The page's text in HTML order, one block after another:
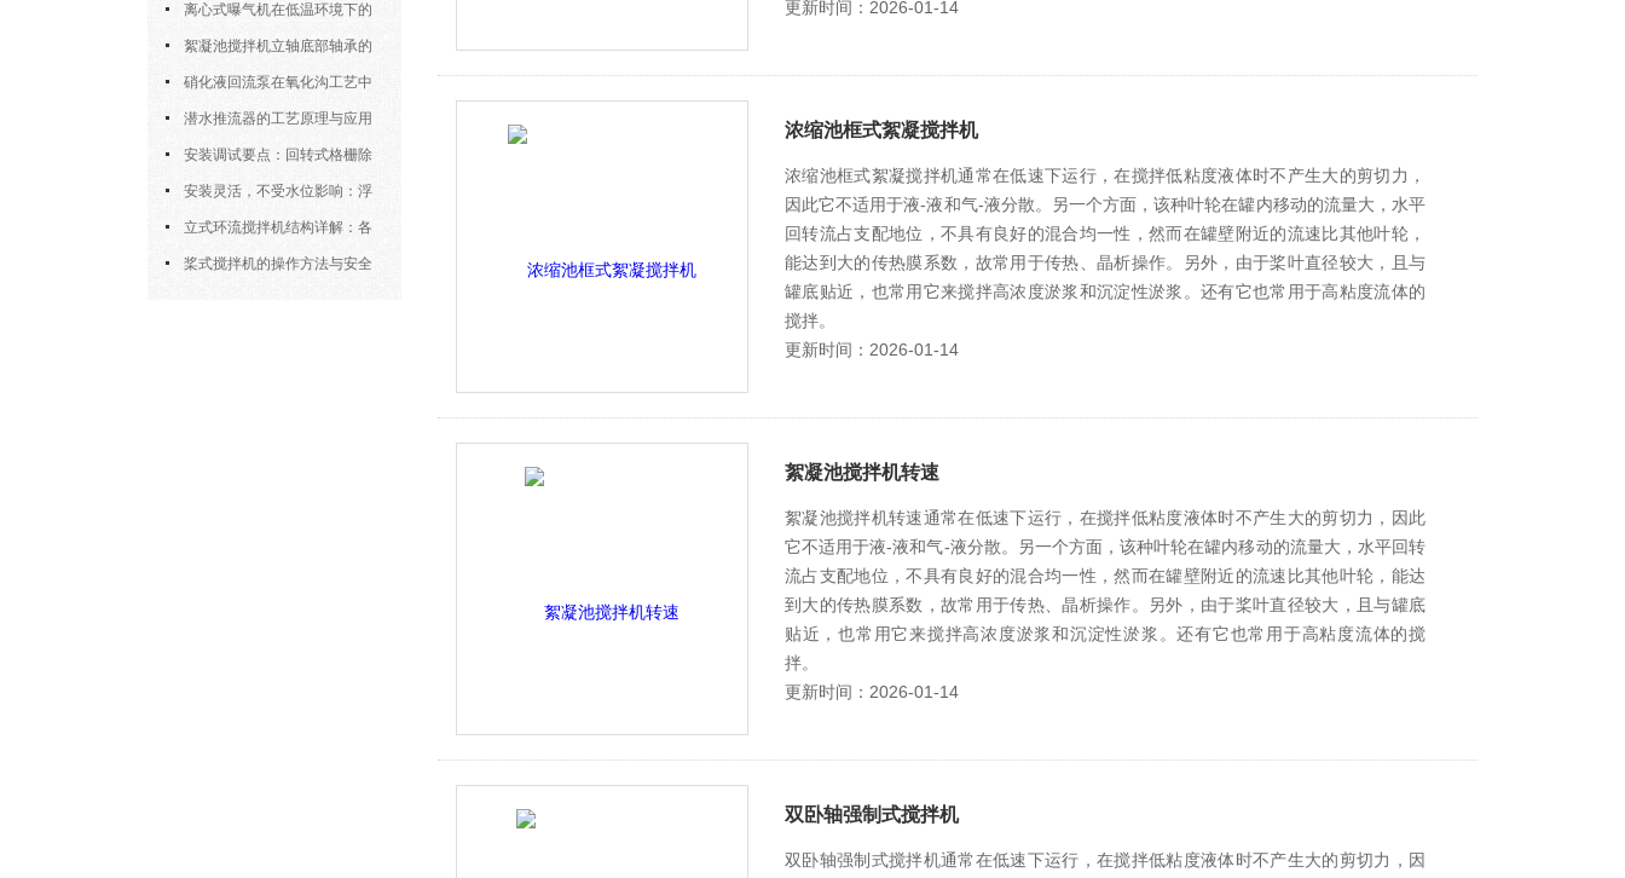
明 离心式曝气机在低温环境下的
运行特性与防冻措施
絮凝池搅拌机立轴底部轴承的
密封防水与免维护设计
硝化液回流泵在氧化沟工艺中
的布置位置对回流效果的影响
潜水推流器的工艺原理与应用
逻辑安装调试要点：回转式格栅除
污机的土建配合要求与水平度校准
安装灵活，不受水位影响：浮
筒式曝气机的结构优势与适用场景
立式环流搅拌机结构详解：各
部件的功能与协同
桨式搅拌机的操作方法与安全
更新时间：2026-01-14
浓缩池框式絮凝搅拌机
浓缩池框式絮凝搅拌机通常在低速下运行，在搅拌低粘度液体时不产生大的剪切力，
因此它不适用于液-液和气-液分散。另一个方面，该种叶轮在罐内移动的流量大，水平
回转流占支配地位，不具有良好的混合均一性，然而在罐壁附近的流速比其他叶轮，
能达到大的传热膜系数，故常用于传热、晶析操作。另外，由于桨叶直径较大，且与
罐底贴近，也常用它来搅拌高浓度淤浆和沉淀性淤浆。还有它也常用于高粘度流体的
搅拌。
更新时间：2026-01-14
絮凝池搅拌机转速
絮凝池搅拌机转速通常在低速下运行，在搅拌低粘度液体时不产生大的剪切力，因此
它不适用于液-液和气-液分散。另一个方面，该种叶轮在罐内移动的流量大，水平回转
流占支配地位，不具有良好的混合均一性，然而在罐壁附近的流速比其他叶轮，能达
到大的传热膜系数，故常用于传热、晶析操作。另外，由于桨叶直径较大，且与罐底
贴近，也常用它来搅拌高浓度淤浆和沉淀性淤浆。还有它也常用于高粘度流体的搅
拌。
更新时间：2026-01-14
双卧轴强制式搅拌机
双卧轴强制式搅拌机通常在低速下运行，在搅拌低粘度液体时不产生大的剪切力，因